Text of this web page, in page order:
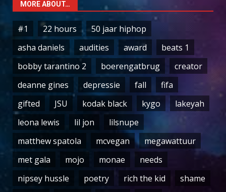
MORE ABOUT…
#1 22 hours
50 jaar hiphop
asha daniels
audities award
beats 1
bobby tarantino 2
boerengatbrug
creator
deanne gines
depressie fall
fifa
gifted
JSU kodak black kygo
lakeyah
leona lewis
lil jon
lilsnupe
matthew spatola
mcvegan
megawattuur
met gala
mojo monae
needs
nipsey hussle
poetry rich the kid
shame